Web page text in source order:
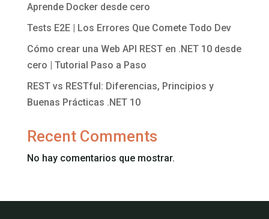
Aprende Docker desde cero
Tests E2E | Los Errores Que Comete Todo Dev
Cómo crear una Web API REST en .NET 10 desde
cero | Tutorial Paso a Paso
REST vs RESTful: Diferencias, Principios y
Buenas Prácticas .NET 10
Recent Comments
No hay comentarios que mostrar.